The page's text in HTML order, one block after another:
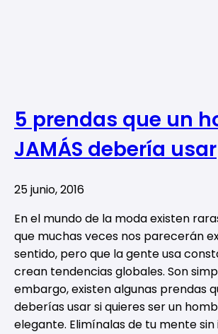
5 prendas que un
JAMÁS debería usar
25 junio, 2016
En el mundo de la moda existen
que muchas veces nos parecerán
sentido, pero que la gente usa
crean tendencias globales. Son
embargo, existen algunas prendas
deberías usar si quieres ser un
elegante. Elimínalas de tu mente